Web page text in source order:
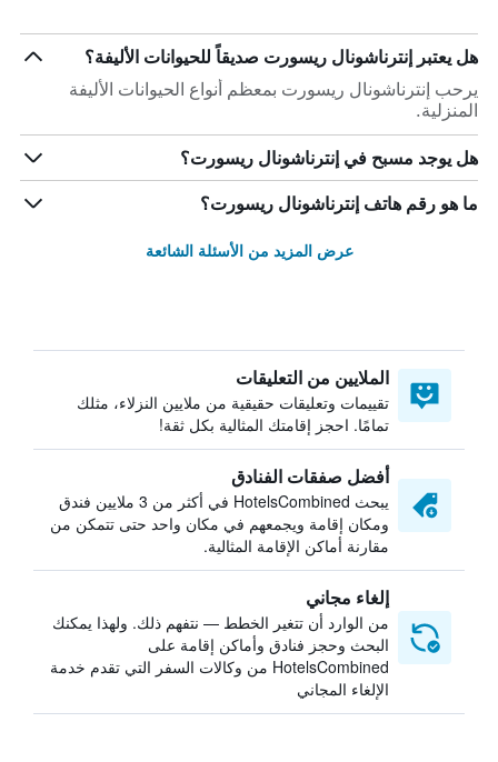
هل يعتبر إنترناشونال ريسورت صديقاً للحيوانات الأليفة؟
يرحب إنترناشونال ريسورت بمعظم أنواع الحيوانات الأليفة
المنزلية.
هل يوجد مسبح في إنترناشونال ريسورت؟
ما هو رقم هاتف إنترناشونال ريسورت؟
عرض المزيد من الأسئلة الشائعة
الملايين من التعليقات
تقييمات وتعليقات حقيقية من ملايين النزلاء، مثلك
تمامًا. احجز إقامتك المثالية بكل ثقة!
أفضل صفقات الفنادق
يبحث HotelsCombined في أكثر من 3 ملايين فندق
ومكان إقامة ويجمعهم في مكان واحد حتى تتمكن من
مقارنة أماكن الإقامة المثالية.
إلغاء مجاني
من الوارد أن تتغير الخطط — نتفهم ذلك. ولهذا يمكنك
البحث وحجز فنادق وأماكن إقامة على
HotelsCombined من وكالات السفر التي تقدم خدمة
الإلغاء المجاني